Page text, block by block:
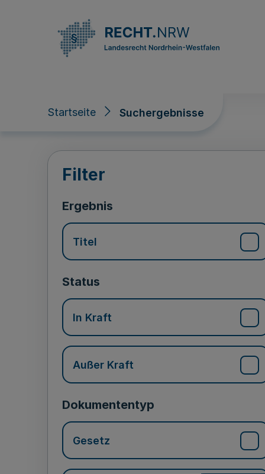
Startseite Suchergebnisse
Suchergebnisse
Filter
Ergebnis
Titel
Status
In Kraft
Außer Kraft
Dokumententyp
Gesetz